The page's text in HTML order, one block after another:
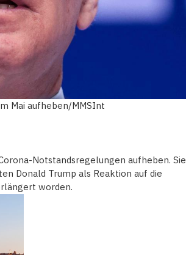
Mai aufheben/MMSInt
Notstandsregelungen aufheben. Sie
Donald Trump als Reaktion auf die
worden.